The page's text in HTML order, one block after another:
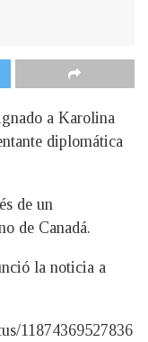
a Karolina
diplomática
de un
de Canadá.
la noticia a
11874369527836